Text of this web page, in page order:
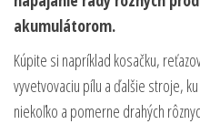
akumulátorom.
Kúpite si napríklad kosačku,
vyvetvovaciu pílu a ďalšie stroje,
niekoľko a pomerne drahých